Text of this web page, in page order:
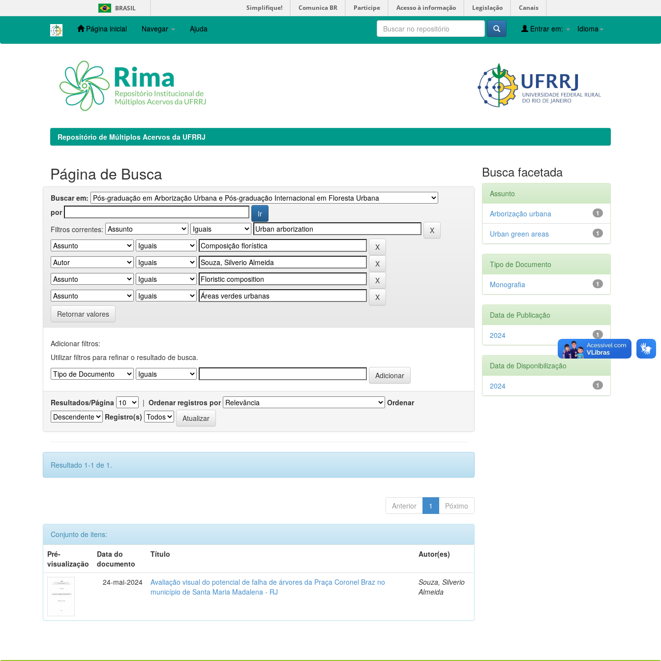
navigation
BRASIL Simplifique! Comunica BR Participe Acesso à informação Legislação Canais
Página inicial Navegar Ajuda Idioma
Entrar em:
Repositório de Múltiplos Acervos da UFRRJ
Página de Busca
Buscar em:
por
Filtros correntes:
Retornar valores
Adicionar filtros:
Utilizar filtros para refinar o resultado de busca.
Resultados/Página | Ordenar registros por
Ordenar
Registro(s)
Resultado 1-1 de 1.
Anterior 1 Póximo
Conjunto de itens:
Pré-
visualização
Data do
documento
Título Autor(es)
24-mai-2024
Avaliação visual do potencial de falha de árvores da Praça Coronel Braz no
município de Santa Maria Madalena - RJ
Souza, Silverio
Almeida
Busca facetada
Assunto
1
Arborização urbana
1
Urban green areas
Tipo de Documento
1
Monografia
Data de Publicação
1
2024
Data de Disponibilização
1
2024